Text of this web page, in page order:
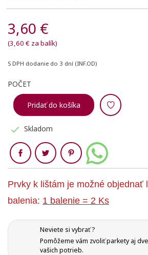
3,60 €
(3,60 € za balík)
S DPH dodanie do 3 dní (INF.OD)
POČET
Pridať do košíka
 Skladom
Zdieľaj
Prvky k lištám je možné objednať
balenia: 1 balenie = 2 Ks
Neviete si vybrať ?
Pomôžeme vám zvoliť parkety aj
vašich potrieb.